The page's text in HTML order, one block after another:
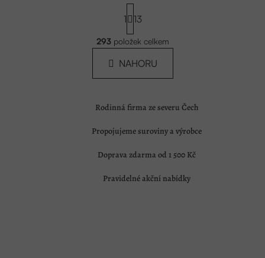
O
l
á
c
r
k
v
ý
S
t
r
á
n
k
o
n
1 13
293položek celkem
NAHORU
Rodinná firma ze severu Čech
Propojujeme suroviny a výrobce
Doprava zdarma od 1 500 Kč
Pravidelné akční nabídky